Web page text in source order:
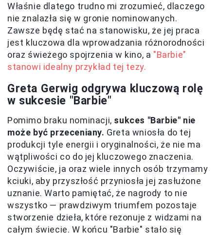
Właśnie dlatego trudno mi zrozumieć, dlaczego
nie znalazła się w gronie nominowanych.
Zawsze będę stać na stanowisku, że jej praca
jest kluczowa dla wprowadzania różnorodności
oraz świeżego spojrzenia w kino, a "Barbie"
stanowi idealny przykład tej tezy.
Greta Gerwig odgrywa kluczową rolę
w sukcesie "Barbie"
Pomimo braku nominacji, sukces "Barbie" nie
może być przeceniany. Greta wniosła do tej
produkcji tyle energii i oryginalności, że nie ma
wątpliwości co do jej kluczowego znaczenia.
Oczywiście, ja oraz wiele innych osób trzymamy
kciuki, aby przyszłość przyniosła jej zasłużone
uznanie. Warto pamiętać, że nagrody to nie
wszystko — prawdziwym triumfem pozostaje
stworzenie dzieła, które rezonuje z widzami na
całym świecie. W końcu "Barbie" stało się